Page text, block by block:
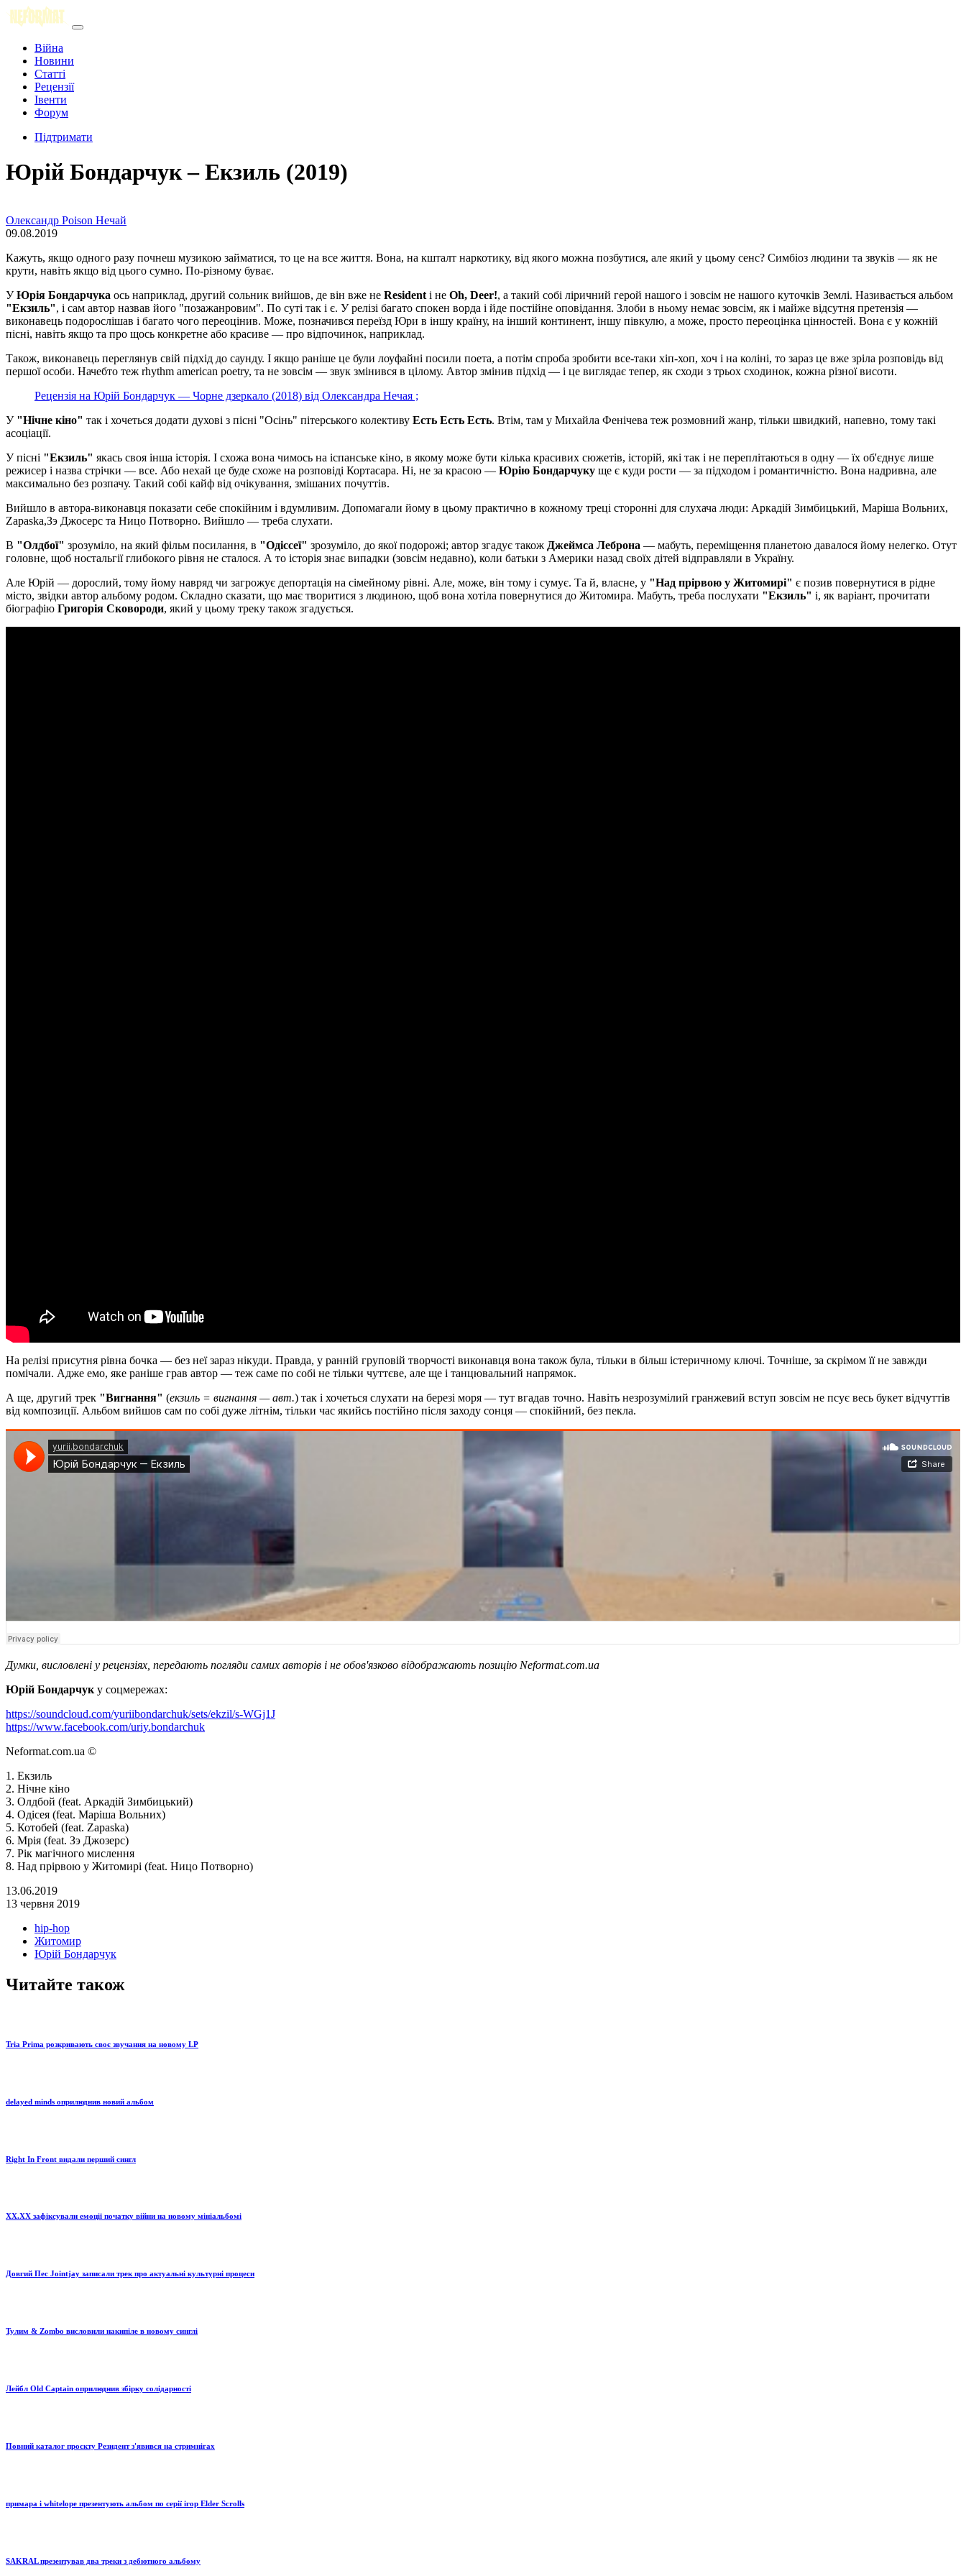
Війна
Новини
Статті
Рецензії
Івенти
Форум
Підтримати
Юрій Бондарчук ‒ Екзиль (2019)
Олександр Poison Нечай
09.08.2019
Кажуть, якщо одного разу почнеш музикою займатися, то це на все життя. Вона, на кшталт наркотику, від якого можна позбутися, але який у цьому сенс? Симбіоз людини та звуків — як не
крути, навіть якщо від цього сумно. По-різному буває.
УЮрія Бондарчука ось наприклад, другий сольник вийшов, де він вже не Resident і не Oh, Deer!, а такий собі ліричний герой нашого і зовсім не нашого куточків Землі. Називається альбом
"Екзиль", і сам автор назвав його "позажанровим". По суті так і є. У релізі багато спокен ворда і йде постійне оповідання. Злоби в ньому немає зовсім, як і майже відсутня претензія —
виконавець подорослішав і багато чого переоцінив. Може, позначився переїзд Юри в іншу країну, на інший континент, іншу півкулю, а може, просто переоцінка цінностей. Вона є у кожній
пісні, навіть якщо та про щось конкретне або красиве — про відпочинок, наприклад.
Також, виконавець переглянув свій підхід до саунду. І якщо раніше це були лоуфайні посили поета, а потім спроба зробити все-таки хіп-хоп, хоч і на коліні, то зараз це вже зріла розповідь від
першої особи. Начебто теж rhythm american poetry, та не зовсім — звук змінився в цілому. Автор змінив підхід — і це виглядає тепер, як сходи з трьох сходинок, кожна різної висоти.
Рецензія на Юрій Бондарчук — Чорне дзеркало (2018) від Олександра Нечая ;
У "Нічне кіно" так і хочеться додати духові з пісні "Осінь" пітерського колективу Есть Есть Есть. Втім, там у Михайла Фенічева теж розмовний жанр, тільки швидкий, напевно, тому такі
асоціації.
У пісні "Екзиль" якась своя інша історія. І схожа вона чимось на іспанське кіно, в якому може бути кілька красивих сюжетів, історій, які так і не переплітаються в одну — їх об'єднує лише
режисер і назва стрічки — все. Або нехай це буде схоже на розповіді Кортасара. Ні, не за красою — Юрію Бондарчуку ще є куди рости — за підходом і романтичністю. Вона надривна, але
максимально без розпачу. Такий собі кайф від очікування, змішаних почуттів.
Вийшло в автора-виконавця показати себе спокійним і вдумливим. Допомагали йому в цьому практично в кожному треці сторонні для слухача люди: Аркадій Зимбицький, Маріша Вольних,
Zapaska,Зэ Джосерс та Ницо Потворно. Вийшло — треба слухати.
В "Олдбої" зрозуміло, на який фільм посилання, в "Одіссеї" зрозуміло, до якої подорожі; автор згадує також Джеймса Леброна — мабуть, переміщення планетою давалося йому нелегко. Отут
головне, щоб ностальгії глибокого рівня не сталося. А то історія знає випадки (зовсім недавно), коли батьки з Америки назад своїх дітей відправляли в Україну.
Але Юрій — дорослий, тому йому навряд чи загрожує депортація на сімейному рівні. Але, може, він тому і сумує. Та й, власне, у "Над прірвою у Житомирі" є позив повернутися в рідне
місто, звідки автор альбому родом. Складно сказати, що має творитися з людиною, щоб вона хотіла повернутися до Житомира. Мабуть, треба послухати "Екзиль" і, як варіант, прочитати
біографію Григорія Сковороди, який у цьому треку також згадується.
На релізі присутня рівна бочка — без неї зараз нікуди. Правда, у ранній груповій творчості виконавця вона також була, тільки в більш істеричному ключі. Точніше, за скрімом її не завжди
помічали. Адже емо, яке раніше грав автор — теж саме по собі не тільки чуттєве, але ще і танцювальний напрямок.
А ще, другий трек "Вигнання" (екзиль = вигнання — авт.) так і хочеться слухати на березі моря — тут вгадав точно. Навіть незрозумілий гранжевий вступ зовсім не псує весь букет відчуттів
від композиції. Альбом вийшов сам по собі дуже літнім, тільки час якийсь постійно після заходу сонця — спокійний, без пекла.
Думки, висловлені у рецензіях, передають погляди самих авторів і не обов'язково відображають позицію Neformat.com.ua
Юрій Бондарчук у соцмережах:
https://soundcloud.com/yuriibondarchuk/sets/ekzil/s-WGj1J
https://www.facebook.com/uriy.bondarchuk
Neformat.com.ua ©
1. Екзиль
2. Нічне кіно
3. Олдбой (feat. Аркадій Зимбицький)
4. Одісея (feat. Маріша Вольних)
5. Котобей (feat. Zapaska)
6. Мрія (feat. Зэ Джозерс)
7. Рік магічного мислення
8. Над прірвою у Житомирі (feat. Ницо Потворно)
13.06.2019
13 червня 2019
hip-hop
Житомир
Юрій Бондарчук
Читайте також
Tria Prima розкривають своє звучання на новому LP
delayed minds оприлюднив новий альбом
Right In Front видали перший сингл
XX.XX зафіксували емоції початку війни на новому мініальбомі
Довгий Пес Jointjay записали трек про актуальні культурні процеси
Тулим & Zombo висловили накипіле в новому синглі
Лейбл Old Captain оприлюднив збірку солідарності
Повний каталог проєкту Резидент з'явився на стримнігах
примара і whitelope презентують альбом по серії ігор Elder Scrolls
SAKRAL презентував два треки з дебютного альбому